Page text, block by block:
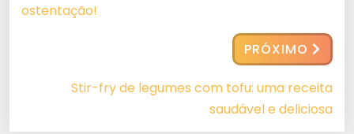
ostentação!
PRÓXIMO
Stir-fry de legumes com tofu: uma receita
saudável e deliciosa